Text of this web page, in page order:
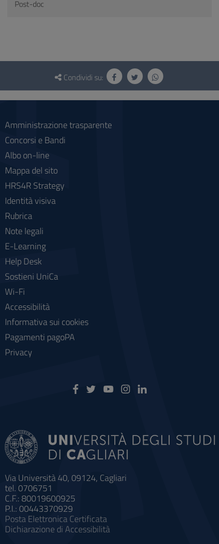
Post-doc
Questionario
social
Condividi su:
Via Università 40, 09124, Cagliari
tel. 0706751
C.F.: 80019600925
P.I.: 00443370929
Posta Elettronica Certificata
Dichiarazione di Accessibilità
Amministrazione trasparente
Concorsi e Bandi
Albo on-line
Mappa del sito
HRS4R Strategy
Identità visiva
Rubrica
Note legali
E-Learning
Help Desk
Sostieni UniCa
Wi-Fi
Accessibilità
Informativa sui cookies
Pagamenti pagoPA
Privacy